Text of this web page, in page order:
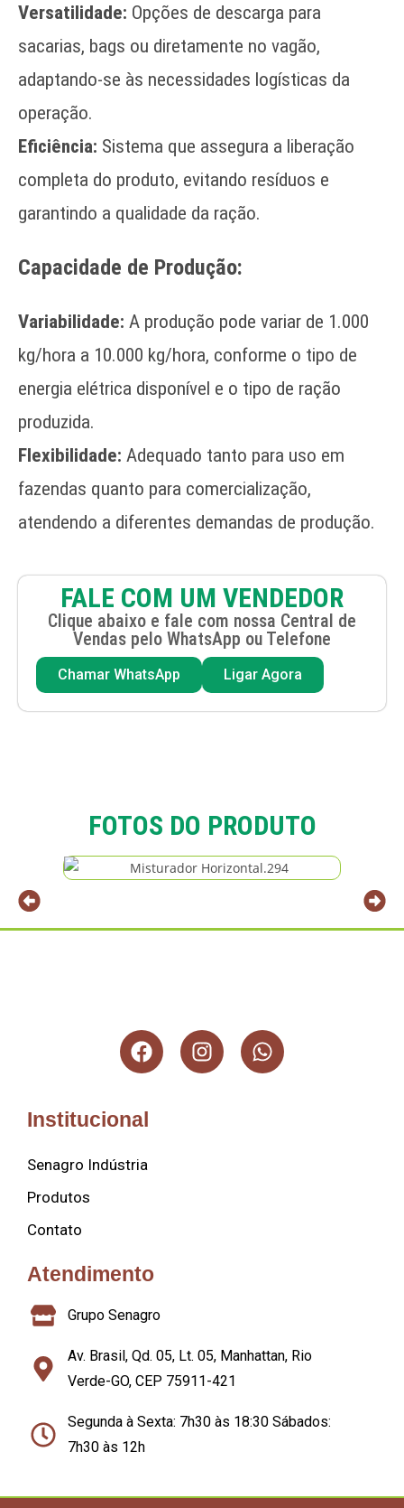
Versatilidade: Opções de descarga para
sacarias, bags ou diretamente no vagão,
adaptando-se às necessidades logísticas da
operação.
Eficiência: Sistema que assegura a liberação
completa do produto, evitando resíduos e
garantindo a qualidade da ração.
Capacidade de Produção:
Variabilidade: A produção pode variar de 1.000
kg/hora a 10.000 kg/hora, conforme o tipo de
energia elétrica disponível e o tipo de ração
produzida.
Flexibilidade: Adequado tanto para uso em
fazendas quanto para comercialização,
atendendo a diferentes demandas de produção.
FALE COM UM VENDEDOR
Clique abaixo e fale com nossa Central de
Vendas pelo WhatsApp ou Telefone
Chamar WhatsApp Ligar Agora
FOTOS DO PRODUTO
Institucional
Senagro Indústria
Produtos
Contato
Atendimento
Grupo Senagro
Av. Brasil, Qd. 05, Lt. 05, Manhattan, Rio
Verde-GO, CEP 75911-421
Segunda à Sexta: 7h30 às 18:30 Sábados:
7h30 às 12h